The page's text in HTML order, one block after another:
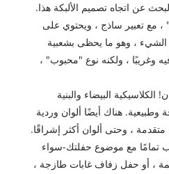
عن اتجاه تصميم الألبكة هذا.
مع تعبير ساذج ، ويحتوي على
، وهو ما يحظى بشعبية
وغريبًا ، ولكنه نوع "محبوب" ،
الكلاسيكية البيضاء والبنية
هناك أيضًا ألوان وردية
متقدمة ، وحتى ألوان أكثر إشراقًا.
تمامًا مع موضوع حفلتك-سواء
، أو حفل زفاف غابات طازجة ،